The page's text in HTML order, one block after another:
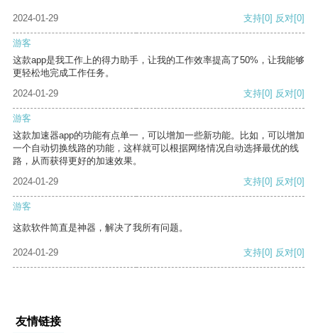
2024-01-29 支持[0] 反对[0]
游客
这款app是我工作上的得力助手，让我的工作效率提高了50%，让我能够
更轻松地完成工作任务。
2024-01-29
支持[0] 反对[0]
游客
这款加速器app的功能有点单一，可以增加一些新功能。比如，可以增加
一个自动切换线路的功能，这样就可以根据网络情况自动选择最优的线
路，从而获得更好的加速效果。
2024-01-29
支持[0] 反对[0]
游客
这款软件简直是神器，解决了我所有问题。
2024-01-29 支持[0] 反对[0]
友情链接